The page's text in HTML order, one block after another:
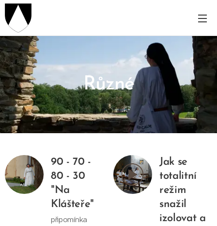
Různé
90 - 70 -
80 - 30
"Na
Klášteře"
připomínka
Jak se
totalitní
režim
snažil
izolovat a